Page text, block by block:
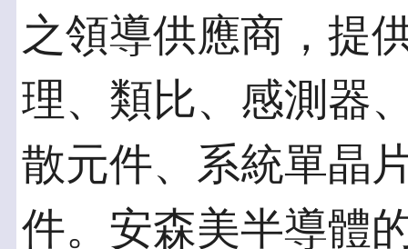
之領導供應商，提
理、類比、感測器
散元件、系統單晶
件。安森美半導體